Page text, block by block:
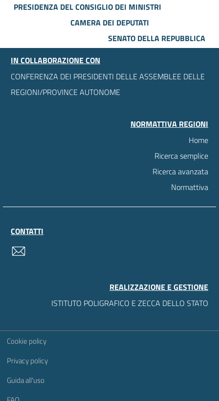
PRESIDENZA DEL CONSIGLIO DEI MINISTRI
CAMERA DEI DEPUTATI
SENATO DELLA REPUBBLICA
IN COLLABORAZIONE CON
CONFERENZA DEI PRESIDENTI DELLE ASSEMBLEE DELLE
REGIONI/PROVINCE AUTONOME
NORMATTIVA REGIONI
Home
Ricerca semplice
Ricerca avanzata
Normattiva
CONTATTI
REALIZZAZIONE E GESTIONE
ISTITUTO POLIGRAFICO E ZECCA DELLO STATO
Sezione Link Utili
Cookie policy
Privacy policy
Guida all'uso